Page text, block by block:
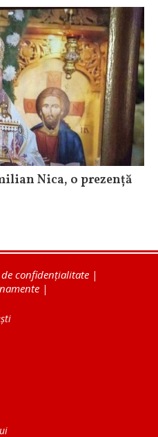
Nica, o prezență
confidențialitate |
|